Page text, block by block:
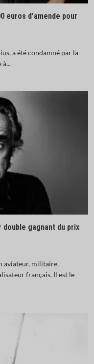
euros d’amende pour
a été condamné par la
double gagnant du prix
aviateur, militaire,
français. Il est le